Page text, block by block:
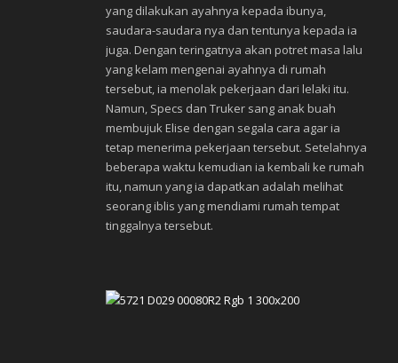
yang dilakukan ayahnya kepada ibunya,
saudara-saudara nya dan tentunya kepada ia
juga. Dengan teringatnya akan potret masa lalu
yang kelam mengenai ayahnya di rumah
tersebut, ia menolak pekerjaan dari lelaki itu.
Namun, Specs dan Truker sang anak buah
membujuk Elise dengan segala cara agar ia
tetap menerima pekerjaan tersebut. Setelahnya
beberapa waktu kemudian ia kembali ke rumah
itu, namun yang ia dapatkan adalah melihat
seorang iblis yang mendiami rumah tempat
tinggalnya tersebut.